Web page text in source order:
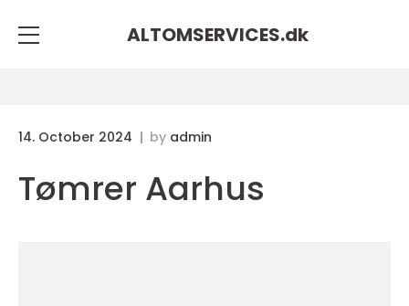
ALTOMSERVICES.dk
14. October 2024 by admin
Tømrer Aarhus